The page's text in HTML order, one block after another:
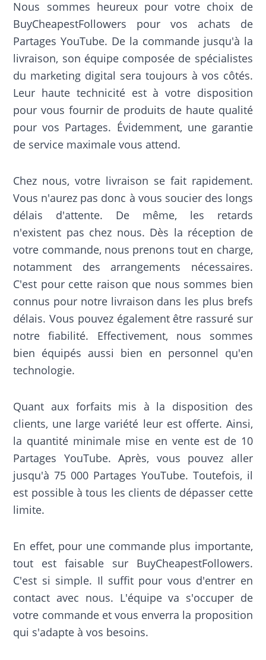
Nous sommes heureux pour votre choix de
BuyCheapestFollowers pour vos achats de
Partages YouTube. De la commande jusqu'à la
livraison, son équipe composée de spécialistes
du marketing digital sera toujours à vos côtés.
Leur haute technicité est à votre disposition
pour vous fournir de produits de haute qualité
pour vos Partages. Évidemment, une garantie
de service maximale vous attend.
Chez nous, votre livraison se fait rapidement.
Vous n'aurez pas donc à vous soucier des longs
délais d'attente. De même, les retards
n'existent pas chez nous. Dès la réception de
votre commande, nous prenons tout en charge,
notamment des arrangements nécessaires.
C'est pour cette raison que nous sommes bien
connus pour notre livraison dans les plus brefs
délais. Vous pouvez également être rassuré sur
notre fiabilité. Effectivement, nous sommes
bien équipés aussi bien en personnel qu'en
technologie.
Quant aux forfaits mis à la disposition des
clients, une large variété leur est offerte. Ainsi,
la quantité minimale mise en vente est de 10
Partages YouTube. Après, vous pouvez aller
jusqu'à 75 000 Partages YouTube. Toutefois, il
est possible à tous les clients de dépasser cette
limite.
En effet, pour une commande plus importante,
tout est faisable sur BuyCheapestFollowers.
C'est si simple. Il suffit pour vous d'entrer en
contact avec nous. L'équipe va s'occuper de
votre commande et vous enverra la proposition
qui s'adapte à vos besoins.